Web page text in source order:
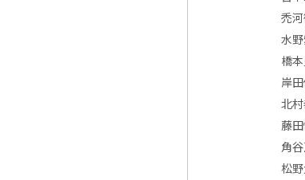
禿
水
橋
岸
北
藤
角
松